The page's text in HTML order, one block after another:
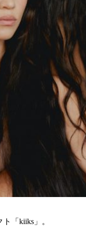
「kiiks」。